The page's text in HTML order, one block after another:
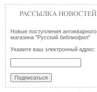
Новые поступления антикварного
магазина "Русский библиофил"
Укажите ваш электронный адрес: